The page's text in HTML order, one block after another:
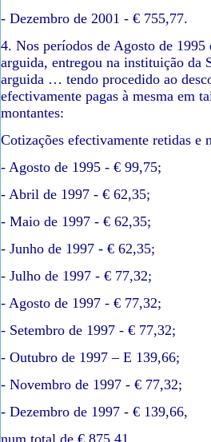
- Dezembro de 2001 - € 755,77.
4. Nos períodos de Agosto de
arguida, entregou na instituição da
arguida … tendo procedido ao
efectivamente pagas à mesma em
montantes:
Cotizações efectivamente retidas e
- Agosto de 1995 - € 99,75;
- Abril de 1997 - € 62,35;
- Maio de 1997 - € 62,35;
- Junho de 1997 - € 62,35;
- Julho de 1997 - € 77,32;
- Agosto de 1997 - € 77,32;
- Setembro de 1997 - € 77,32;
- Outubro de 1997 – E 139,66;
- Novembro de 1997 - € 77,32;
- Dezembro de 1997 - € 139,66,
num total de € 875,41.